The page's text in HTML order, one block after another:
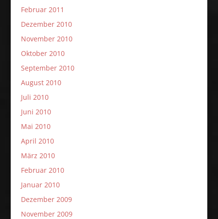
Februar 2011
Dezember 2010
November 2010
Oktober 2010
September 2010
August 2010
Juli 2010
Juni 2010
Mai 2010
April 2010
März 2010
Februar 2010
Januar 2010
Dezember 2009
November 2009